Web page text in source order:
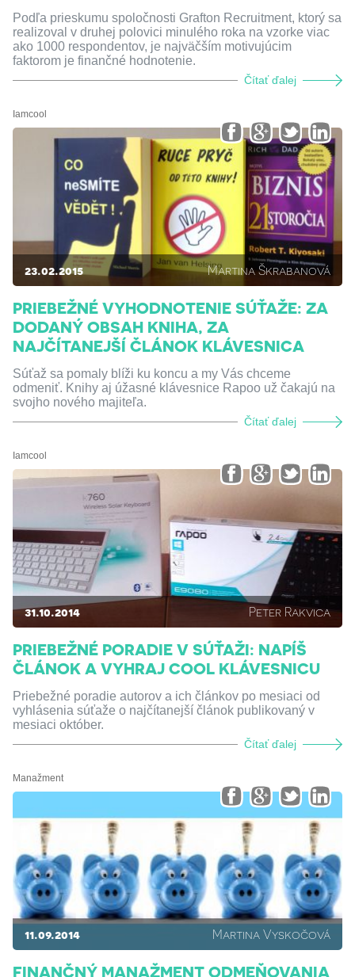
Podľa prieskumu spoločnosti Grafton Recruitment, ktorý sa
realizoval v druhej polovici minulého roka na vzorke viac
ako 1000 respondentov, je najväčším motivujúcim
faktorom je finančné hodnotenie.
Čítať ďalej
Iamcool
23.02.2015 Martina Škrabanová
PRIEBEŽNÉ VYHODNOTENIE SÚŤAŽE: ZA
DODANÝ OBSAH KNIHA, ZA
NAJČÍTANEJŠÍ ČLÁNOK KLÁVESNICA
Súťaž sa pomaly blíži ku koncu a my Vás chceme
odmeniť. Knihy aj úžasné klávesnice Rapoo už čakajú na
svojho nového majiteľa.
Čítať ďalej
Iamcool
31.10.2014 Peter Rakvica
PRIEBEŽNÉ PORADIE V SÚŤAŽI: NAPÍŠ
ČLÁNOK A VYHRAJ COOL KLÁVESNICU
Priebežné poradie autorov a ich článkov po mesiaci od
vyhlásenia súťaže o najčítanejší článok publikovaný v
mesiaci október.
Čítať ďalej
Manažment
11.09.2014 Martina Vyskočová
FINANČNÝ MANAŽMENT ODMEŇOVANIA